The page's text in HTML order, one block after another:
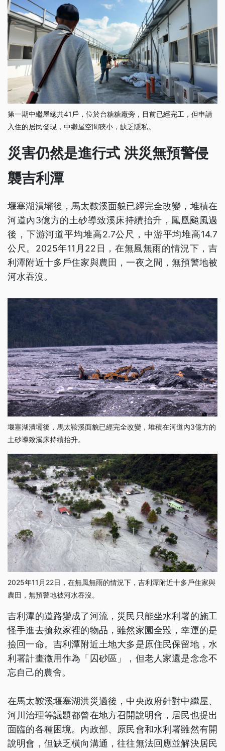
第一期中繼屋總共41戶，位於台糖糖廠旁，目前已經完工，但申請
入住的居民發現，中繼屋空間狹小，缺乏隱私。
災害仍然是進行式 洪災無預警侵
襲吉利潭
堰塞湖潰壩後，馬太鞍溪面貌已經完全改變，堆積在
河道內3億方的土砂導致溪床持續抬升，鳳凰颱風過
後，下游河道平均堆高2.7公尺，中游平均堆高14.7
公尺。2025年11月22日，在無風無雨的情況下，吉
利潭附近十多戶住家與農田，一夜之間，無預警地被
河水吞沒。
堰塞湖潰壩後，馬太鞍溪面貌已經完全改變，堆積在河道內3億方的
土砂導致溪床持續抬升。
2025年11月22日，在無風無雨的情況下，吉利潭附近十多戶住家與
農田，無預警地被河水吞沒。
吉利潭的道路變成了河流，災民只能坐水利署的施工
怪手進去搶救家裡的物品，雖然家園全毀，幸運的是
撿回一命。吉利潭附近土地大多是原住民保留地，水
利署計畫徵用作為「囚砂區」，但老人家還是念念不
忘自己的農舍。
在馬太鞍溪堰塞湖洪災過後，中央政府針對中繼屋、
河川治理等議題都曾在地方召開說明會，居民也提出
面臨的各種困境。內政部、原民會和水利署雖然有開
說明會，但缺乏橫向溝通，往往無法回應並解決居民